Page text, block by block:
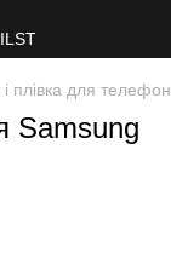
плівка для
Samsung